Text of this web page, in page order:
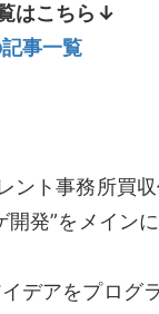
はこちら↓
事一覧
ント事務所買
発”をメイン
デアをプログ